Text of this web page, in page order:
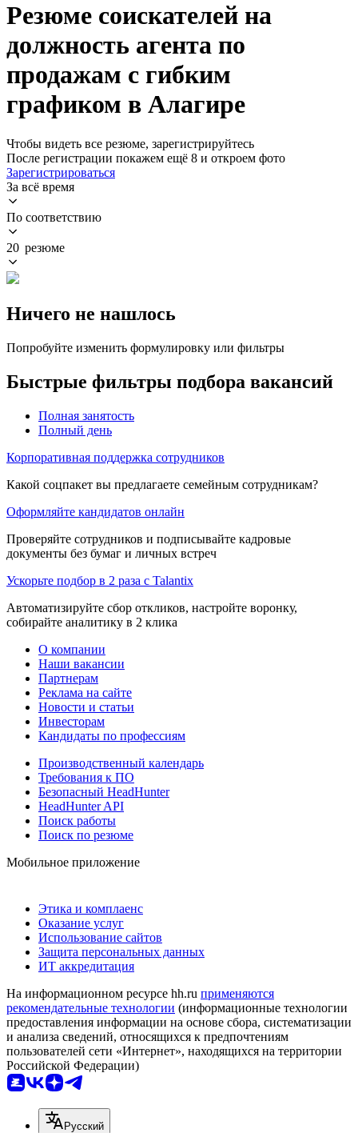
Резюме соискателей на
должность агента по
продажам с гибким
графиком в Алагире
Чтобы видеть все резюме, зарегистрируйтесь
После регистрации покажем ещё 8 и откроем фото
Зарегистрироваться
За всё время
По соответствию
20 резюме
Ничего не нашлось
Попробуйте изменить формулировку или фильтры
Быстрые фильтры подбора вакансий
Полная занятость
Полный день
Корпоративная поддержка сотрудников
Какой соцпакет вы предлагаете семейным сотрудникам?
Оформляйте кандидатов онлайн
Проверяйте сотрудников и подписывайте кадровые
документы без бумаг и личных встреч
Ускорьте подбор в 2 раза с Talantix
Автоматизируйте сбор откликов, настройте воронку,
собирайте аналитику в 2 клика
О компании
Наши вакансии
Партнерам
Реклама на сайте
Новости и статьи
Инвесторам
Кандидаты по профессиям
Производственный календарь
Требования к ПО
Безопасный HeadHunter
HeadHunter API
Поиск работы
Поиск по резюме
Мобильное приложение
Этика и комплаенс
Оказание услуг
Использование сайтов
Защита персональных данных
ИТ аккредитация
На информационном ресурсе hh.ru применяются
рекомендательные технологии (информационные технологии
предоставления информации на основе сбора, систематизации
и анализа сведений, относящихся к предпочтениям
пользователей сети «Интернет», находящихся на территории
Российской Федерации)
Русский